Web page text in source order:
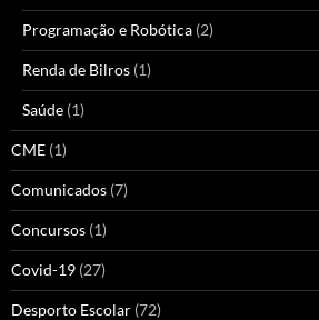
Programação e Robótica (2)
Renda de Bilros (1)
Saúde (1)
CME (1)
Comunicados (7)
Concursos (1)
Covid-19 (27)
Desporto Escolar (72)